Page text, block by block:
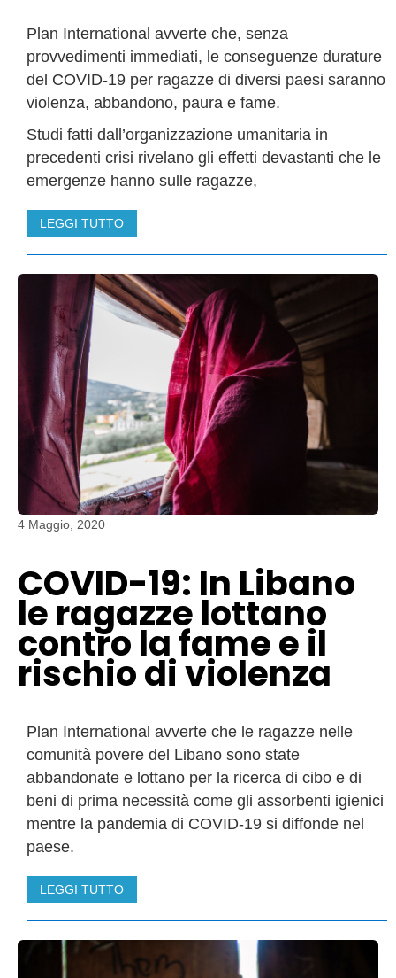
Plan International avverte che, senza
provvedimenti immediati, le conseguenze durature
del COVID-19 per ragazze di diversi paesi saranno
violenza, abbandono, paura e fame.
Studi fatti dall’organizzazione umanitaria in
precedenti crisi rivelano gli effetti devastanti che le
emergenze hanno sulle ragazze,
LEGGI TUTTO
4 Maggio, 2020
COVID-19: In Libano
le ragazze lottano
contro la fame e il
rischio di violenza
Plan International avverte che le ragazze nelle
comunità povere del Libano sono state
abbandonate e lottano per la ricerca di cibo e di
beni di prima necessità come gli assorbenti igienici
mentre la pandemia di COVID-19 si diffonde nel
paese.
LEGGI TUTTO